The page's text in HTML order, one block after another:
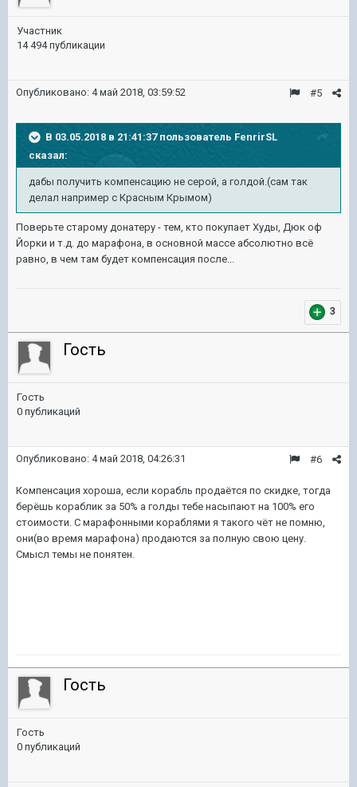
Участник
14 494 публикации
#5
Опубликовано: 4 май 2018, 03:59:52
В 03.05.2018 в 21:41:37 пользователь FenrirSL
сказал:
дабы получить компенсацию не серой, а голдой.(сам так
делал например с Красным Крымом)
Поверьте старому донатеру - тем, кто покупает Худы, Дюк оф
Йорки и т.д. до марафона, в основной массе абсолютно всё
равно, в чем там будет компенсация после...
3
Гость
Гость
0 публикаций
#6
Опубликовано: 4 май 2018, 04:26:31
Компенсация хороша, если корабль продаётся по скидке, тогда
берёшь кораблик за 50% а голды тебе насыпают на 100% его
стоимости. С марафонными кораблями я такого чёт не помню,
они(во время марафона) продаются за полную свою цену.
Смысл темы не понятен.
Гость
Гость
0 публикаций